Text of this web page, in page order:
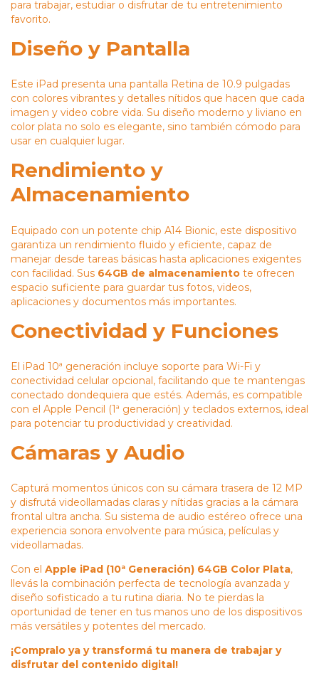
para trabajar, estudiar o disfrutar de tu entretenimiento
favorito.
Diseño y Pantalla
Este iPad presenta una pantalla Retina de 10.9 pulgadas
con colores vibrantes y detalles nítidos que hacen que cada
imagen y video cobre vida. Su diseño moderno y liviano en
color plata no solo es elegante, sino también cómodo para
usar en cualquier lugar.
Rendimiento y
Almacenamiento
Equipado con un potente chip A14 Bionic, este dispositivo
garantiza un rendimiento fluido y eficiente, capaz de
manejar desde tareas básicas hasta aplicaciones exigentes
con facilidad. Sus 64GB de almacenamiento te ofrecen
espacio suficiente para guardar tus fotos, videos,
aplicaciones y documentos más importantes.
Conectividad y Funciones
El iPad 10ª generación incluye soporte para Wi-Fi y
conectividad celular opcional, facilitando que te mantengas
conectado dondequiera que estés. Además, es compatible
con el Apple Pencil (1ª generación) y teclados externos, ideal
para potenciar tu productividad y creatividad.
Cámaras y Audio
Capturá momentos únicos con su cámara trasera de 12 MP
y disfrutá videollamadas claras y nítidas gracias a la cámara
frontal ultra ancha. Su sistema de audio estéreo ofrece una
experiencia sonora envolvente para música, películas y
videollamadas.
Con el Apple iPad (10ª Generación) 64GB Color Plata,
llevás la combinación perfecta de tecnología avanzada y
diseño sofisticado a tu rutina diaria. No te pierdas la
oportunidad de tener en tus manos uno de los dispositivos
más versátiles y potentes del mercado.
¡Compralo ya y transformá tu manera de trabajar y
disfrutar del contenido digital!